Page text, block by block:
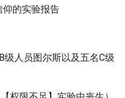
仰的实验报告
人员图尔斯以及五名C级